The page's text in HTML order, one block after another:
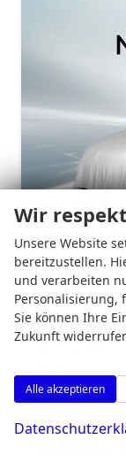
unverbindliche
Leistung 110 kW (150
Wir
Unsere Website
bereitzustellen.
und verarbeiten
Personalisierung,
Sie können Ihre
Zukunft
Alle akzeptieren